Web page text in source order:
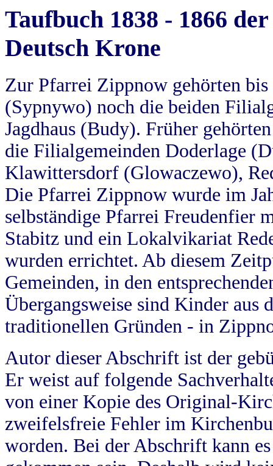
Taufbuch 1838 - 1866
Deutsch Krone
Zur Pfarrei Zippnow gehörten
(Sypnywo) noch die beiden
Jagdhaus (Budy). Früher
die Filialgemeinden Doderlage
Klawittersdorf (Glowaczewo),
Die Pfarrei Zippnow wurde im
selbständige Pfarrei Freudenfier
Stabitz und ein Lokalvikariat
wurden errichtet. Ab diesem
Gemeinden, in den
Übergangsweise sind Kinder aus
traditionellen Gründen - in
Autor dieser Abschrift ist der
Er weist auf folgende
von einer Kopie des Original-
zweifelsfreie Fehler im
worden. Bei der Abschrift kann